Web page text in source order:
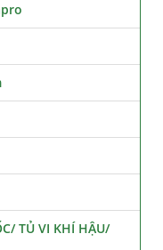
TỦ VI KHÍ HẬU/